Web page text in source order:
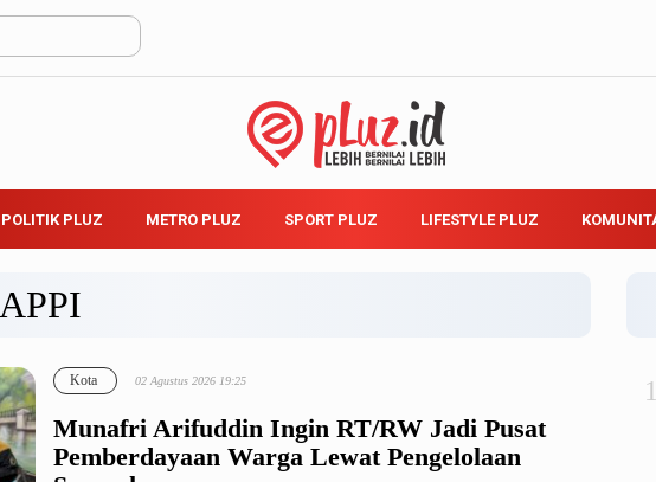
POLITIK PLUZ METRO PLUZ SPORT PLUZ LIFESTYLE PLUZ
APPI
Munafri Arifuddin Ingin RT/RW Jadi Pusat
Pemberdayaan Warga Lewat Pengelolaan
Kota 02 Agustus 2026 19:25